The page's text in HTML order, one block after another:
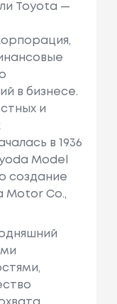
Toyota —
в бизнесе.
и
в 1936
Model
создание
Motor Co.,